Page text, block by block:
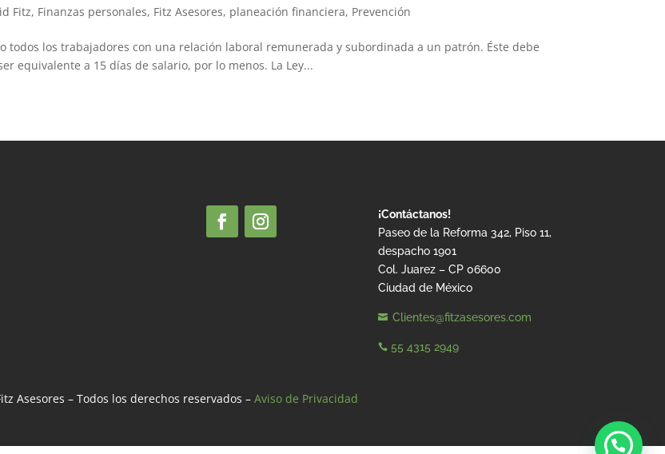
Fitz, Finanzas personales, Fitz Asesores, planeación financiera, Prevención
todos los trabajadores con una relación laboral remunerada y subordinada a un patrón. Éste debe
equivalente a 15 días de salario, por lo menos. La Ley...
¡Contáctanos!
Paseo de la Reforma 342, Piso 11,
despacho 1901
Col. Juarez – CP 06600
Ciudad de México
Clientes@fitzasesores.com
 55 4315 2949
Asesores – Todos los derechos reservados – Aviso de Privacidad